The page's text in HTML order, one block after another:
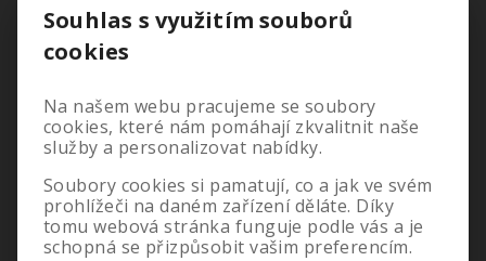
Od nejdražšího
Skladem Novinka
Výprodej
Náš tip
Rozbaleno
Množstevní slevy
Vše o nákupu
Obchodní podmínky
Doprava a platba
Reklamace
Souhlas s využitím souborů
cookies
Na našem webu pracujeme se soubory
cookies, které nám pomáhají zkvalitnit naše
služby a personalizovat nabídky.
Soubory cookies si pamatují, co a jak ve svém
prohlížeči na daném zařízení děláte. Díky
tomu webová stránka funguje podle vás a je
schopná se přizpůsobit vašim preferencím.